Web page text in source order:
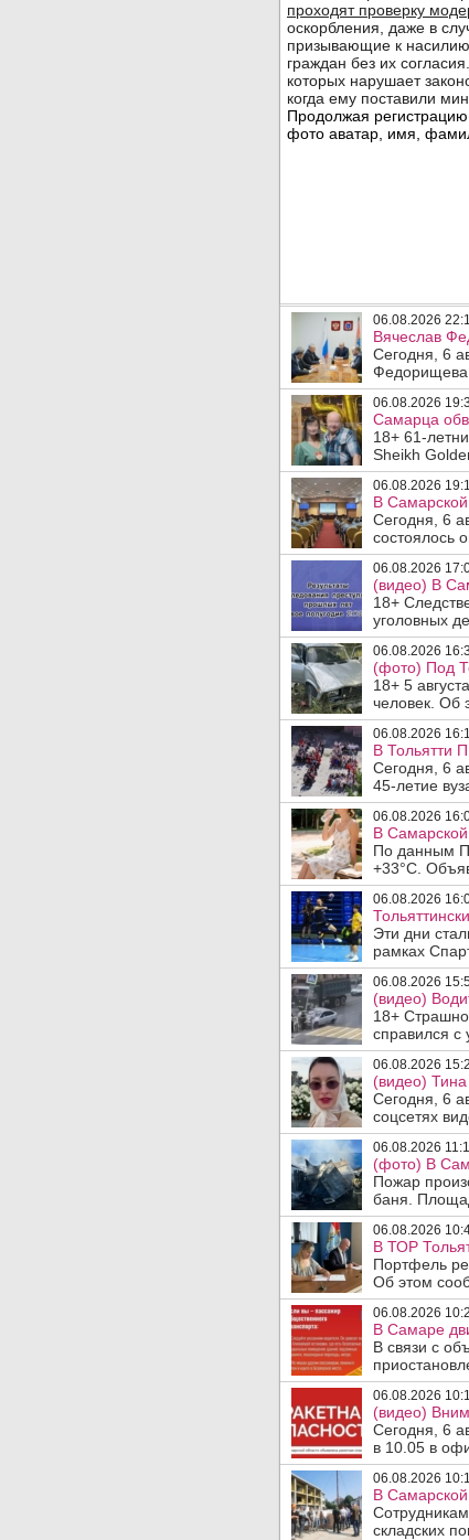
06.08.2026
Вячеслав
Сегодня, 6
Федорищева
06.08.2026
Самарца
18+ 61-
Sheikh
06.08.2026
В Самарской
Сегодня, 6
состоялось
06.08.2026
(видео) В
18+
уголовных
06.08.2026
(фото) Под
18+ 5
человек. Об
06.08.2026
В Тольятти
Сегодня, 6
45-летие
06.08.2026
В Самарской
По данным
+33°C.
06.08.2026
Эти дни
рамках
06.08.2026
(видео)
18+
справился с
06.08.2026
(видео) Тина
Сегодня, 6
соцсетях
06.08.2026
(фото) В
Пожар
баня.
06.08.2026
В ТОР
Портфель
Об этом
06.08.2026
В Самаре
В связи с
06.08.2026
(видео)
Сегодня, 6
в 10.05 в
06.08.2026
В Самарской
складских